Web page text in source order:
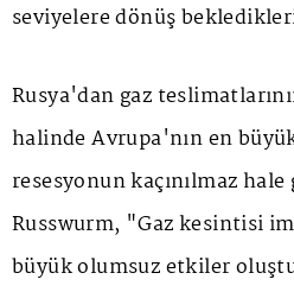
seviyelere dönüş
Rusya'dan gaz
halinde Avrupa'nın en
resesyonun kaçınılmaz
Russwurm, "Gaz kesintisi
büyük olumsuz etkiler